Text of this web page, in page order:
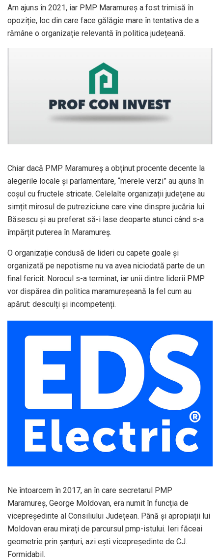
Am ajuns în 2021, iar PMP Maramureș a fost trimisă în
opoziție, loc din care face gălăgie mare în tentativa de a
rămâne o organizație relevantă în politica județeană.
Chiar dacă PMP Maramureș a obținut procente decente la
alegerile locale și parlamentare, “merele verzi” au ajuns în
coșul cu fructele stricate. Celelalte organizații județene au
simțit mirosul de putreziciune care vine dinspre jucăria lui
Băsescu și au preferat să-i lase deoparte atunci când s-a
împărțit puterea în Maramureș.
O organizație condusă de lideri cu capete goale și
organizată pe nepotisme nu va avea niciodată parte de un
final fericit. Norocul s-a terminat, iar unii dintre liderii PMP
vor dispărea din politica maramureșeană la fel cum au
apărut: desculți și incompetenți.
Ne întoarcem în 2017, an în care secretarul PMP
Maramureș, George Moldovan, era numit în funcția de
vicepreședinte al Consiliului Județean. Până și apropiații lui
Moldovan erau mirați de parcursul pmp-istului. Ieri făceai
geometrie prin șanțuri, azi ești vicepreședinte de CJ.
Formidabil.